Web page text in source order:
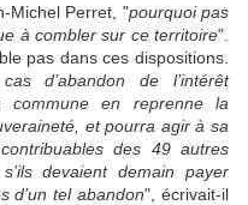
Michel Perret, "pourquoi pas
à combler sur ce territoire".
pas dans ces dispositions.
d’abandon de l’intérêt
commune en reprenne la
et pourra agir à sa
des 49 autres
devaient demain payer
d’un tel abandon", écrivait-il